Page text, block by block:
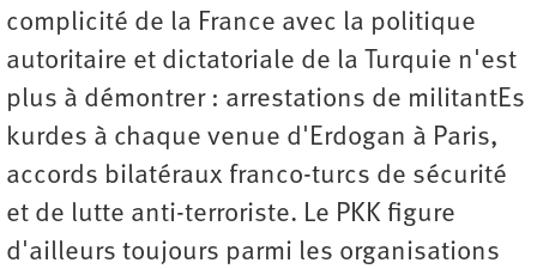
complicité de la France avec la politique
autoritaire et dictatoriale de la Turquie n'est
plus à démontrer : arrestations de militantEs
kurdes à chaque venue d'Erdogan à Paris,
accords bilatéraux franco-turcs de sécurité
et de lutte anti-terroriste. Le PKK figure
d'ailleurs toujours parmi les organisations